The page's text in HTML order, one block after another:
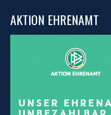
AKTION EHRENAMT